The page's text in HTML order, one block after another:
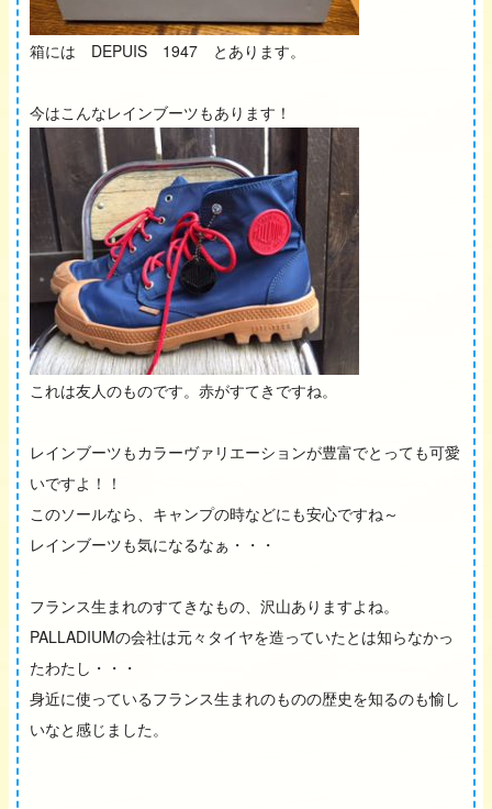
箱には DEPUIS 1947 とあります。
今はこんなレインブーツもあります！
これは友人のものです。赤がすてきですね。
レインブーツもカラーヴァリエーションが豊富でとっても可愛
いですよ！！
このソールなら、キャンプの時などにも安心ですね～
レインブーツも気になるなぁ・・・
フランス生まれのすてきなもの、沢山ありますよね。
PALLADIUMの会社は元々タイヤを造っていたとは知らなかっ
たわたし・・・
身近に使っているフランス生まれのものの歴史を知るのも愉し
いなと感じました。